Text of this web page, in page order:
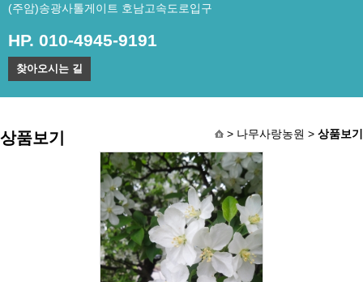
(주암)송광사톨게이트 호남고속도로입구
HP. 010-4945-9191
찾아오시는 길
상품보기 > 나무사랑농원 > 상품보기